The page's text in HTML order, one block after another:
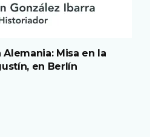
Misa en la
en Berlín